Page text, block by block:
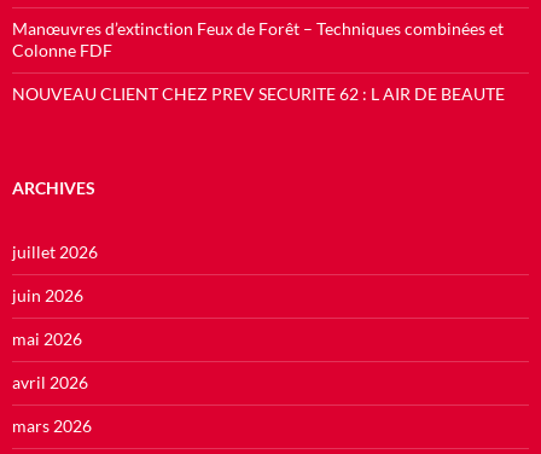
Manœuvres d’extinction Feux de Forêt – Techniques combinées et
Colonne FDF
NOUVEAU CLIENT CHEZ PREV SECURITE 62 : L AIR DE BEAUTE
ARCHIVES
juillet 2026
juin 2026
mai 2026
avril 2026
mars 2026